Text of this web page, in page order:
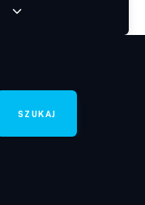
SZUKAJ